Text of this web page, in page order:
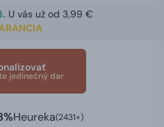
U vás už od 3,99 €
jedinečný dar
Heureka(2431×)